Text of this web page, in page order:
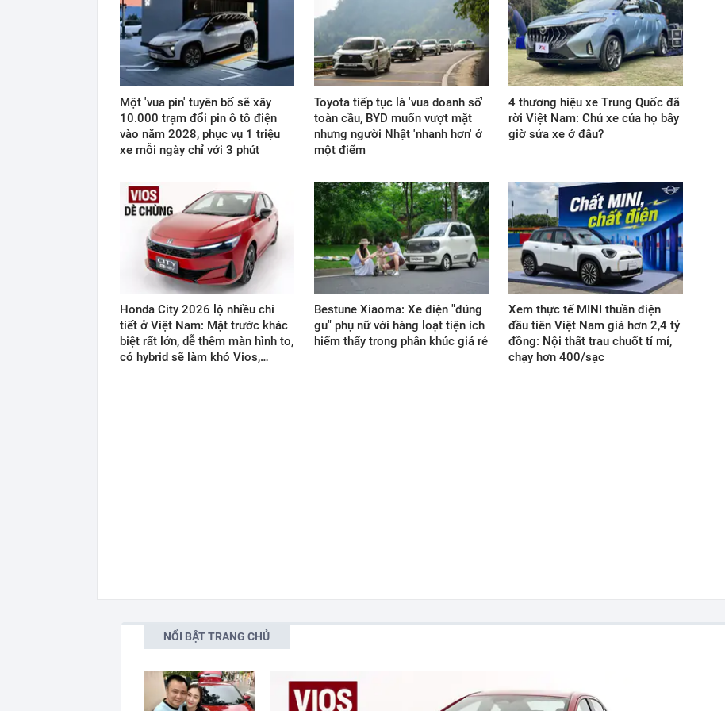
Một 'vua pin' tuyên bố sẽ xây
10.000 trạm đổi pin ô tô điện
vào năm 2028, phục vụ 1 triệu
xe mỗi ngày chỉ với 3 phút
Toyota tiếp tục là 'vua doanh số'
toàn cầu, BYD muốn vượt mặt
nhưng người Nhật 'nhanh hơn' ở
một điểm
4 thương hiệu xe Trung Quốc đã
rời Việt Nam: Chủ xe của họ bây
giờ sửa xe ở đâu?
Honda City 2026 lộ nhiều chi
tiết ở Việt Nam: Mặt trước khác
biệt rất lớn, dễ thêm màn hình to,
có hybrid sẽ làm khó Vios,…
Bestune Xiaoma: Xe điện "đúng
gu" phụ nữ với hàng loạt tiện ích
hiếm thấy trong phân khúc giá rẻ
Xem thực tế MINI thuần điện
đầu tiên Việt Nam giá hơn 2,4 tỷ
đồng: Nội thất trau chuốt tỉ mỉ,
chạy hơn 400/sạc
NỔI BẬT TRANG CHỦ